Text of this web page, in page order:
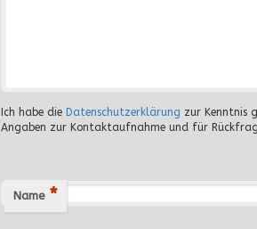
Ich habe die Datenschutzerklärung zur Kenntnis
Angaben zur Kontaktaufnahme und für
Name *